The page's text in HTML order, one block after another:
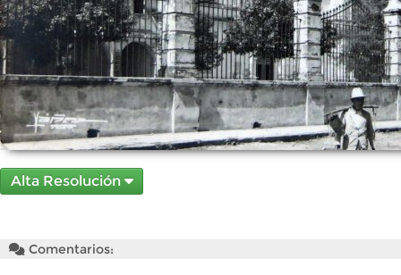
Alta Resolución
Comentarios: